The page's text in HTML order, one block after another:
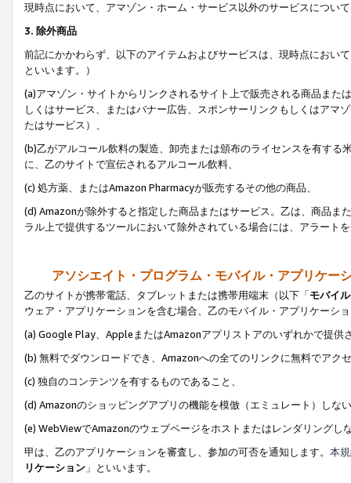
現時点において、アマゾン・ホーム・サービス以外のサービスについ
3. 除外商品
前記にかかわらず、以下のアイテムおよびサービスは、現時点におい
といいます。）
(a)アマゾン・サイトからリンクされるサイト上で販売される商品ま
しくはサービス、またはバナー広告、スポンサーリンクもしくはアマ
たはサービス）、
(b)乙がアルコール飲料の製造、卸売または頒布のライセンスを有す
に、乙のサイトで宣伝されるアルコール飲料、
(c) 処方薬、またはAmazon Pharmacyが販売するその他の商品、
(d) Amazonが除外すると指定した商品またはサービス。乙は、商品ま
ラル上で提供するツールにおいて除外されている場合には、アラート
アソシエイト・プログラム・モバイル・アプリケー
乙のサイトが携帯電話、タブレットまたは携帯用端末（以下「モバイ
ウェア・アプリケーションを含む場合、乙のモバイル・アプリケーシ
(a) Google Play、AppleまたはAmazonアプリストアのいずれかで提供
(b) 無料でダウンロードでき、Amazonへの全てのリンクに無料でアク
(c) 独自のコンテンツを有するものであること、
(d) Amazonのショッピングアプリの機能を模倣（エミュレート）しな
(e) WebViewでAmazonのウェブページをホストまたはレンダリングし
甲は、乙のアプリケーションを審査し、参加の可否を通知します。 本
リケーション 」といいます。